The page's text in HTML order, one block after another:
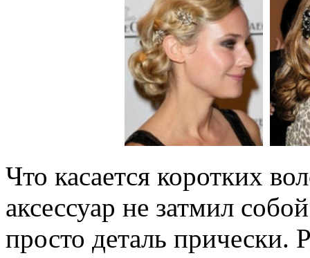
Что касается коротких
аксессуар не затмил
просто деталь прически.